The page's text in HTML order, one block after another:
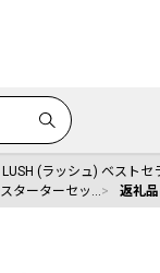
LUSH (ラッシュ) ベスト
ターターセッ… 返礼